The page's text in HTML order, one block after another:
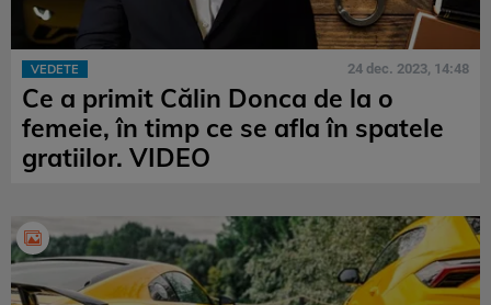
VEDETE 24 dec. 2023, 14:48
Ce a primit Călin Donca de la o
femeie, în timp ce se afla în spatele
gratiilor. VIDEO